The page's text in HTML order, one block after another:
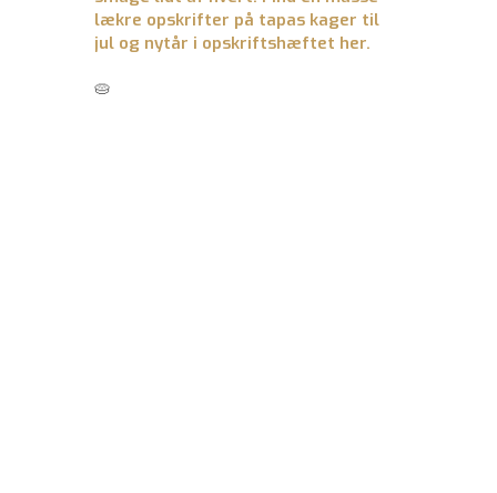
lækre opskrifter på tapas kager til
jul og nytår i opskriftshæftet her.
🥧